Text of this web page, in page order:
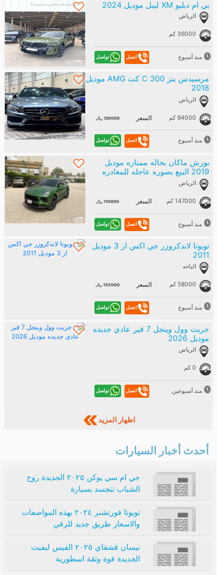
بي ام دبليو XM ليبل موديل 2024
الرياض
36000 كم
منذ أسبوع اتصل تواصل
مرسيدس بنز C 300 كت AMG موديل
2018
الرياض
94000 كم السعر 120000 ريال
منذ أسبوع اتصل تواصل
بورش ماكان بحاله ممتازه موديل
2019 البيع بصوره عاجله للمغادره
الرياض
147000 كم السعر 110000 ريال
منذ أسبوع اتصل تواصل
تويوتا لاندكروزر جي اكس ار 3 موديل
2011
الباحه
58000 كم السعر 155000 ريال
منذ أسبوع اتصل تواصل
جريت وول وينجل 7 قير عادي جديده
موديل 2026
الرياض
0 كم
منذ أسبوعين اتصل تواصل
اظهار المزيد
أحدث أخبار السيارات
جي ام سي يوكن ٢٠٢٥ الجديدة روح
الشباب تتجسد بسيارة
تويوتا فورتشنر ٢٠٢٤ بهذه المواصفات
والاسعار طريق جديد للرقي
نيسان قشقاي ٢٠٢٥ الفيس ليفيت
الجديدة قوة وثقة اسطورية